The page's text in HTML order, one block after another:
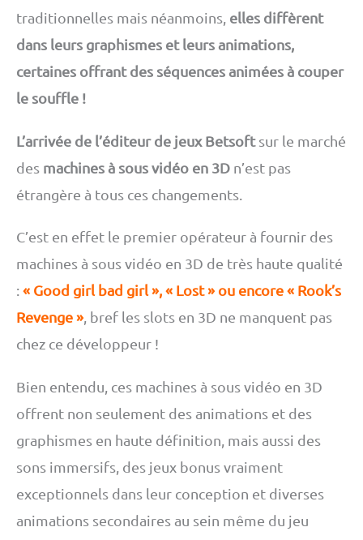
traditionnelles mais néanmoins, elles diffèrent
dans leurs graphismes et leurs animations,
certaines offrant des séquences animées à couper
le souffle !
L’arrivée de l’éditeur de jeux Betsoftsur le marché
des machines à sous vidéo en 3D n’est pas
étrangère à tous ces changements.
C’est en effet le premier opérateur à fournir des
machines à sous vidéo en 3D de très haute qualité
:« Good girl bad girl », « Lost » ou encore « Rook’s
Revenge », bref les slots en 3D ne manquent pas
chez ce développeur !
Bien entendu, ces machines à sous vidéo en 3D
offrent non seulement des animations et des
graphismes en haute définition, mais aussi des
sons immersifs, des jeux bonus vraiment
exceptionnels dans leur conception et diverses
animations secondaires au sein même du jeu